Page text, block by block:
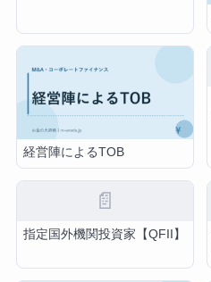
経営陣によるTOB
📄
指定国外機関投資家【QFII】